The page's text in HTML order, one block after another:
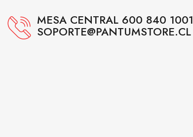
MESA CENTRAL 600 840 1001
SOPORTE@PANTUMSTORE.CL